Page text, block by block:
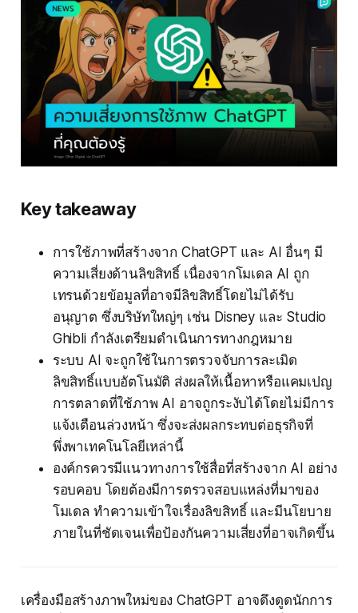
Key takeaway
การใช้ภาพที่สร้างจาก ChatGPT และ AI อื่นๆ มี
ความเสี่ยงด้านลิขสิทธิ์ เนื่องจากโมเดล AI ถูก
เทรนด้วยข้อมูลที่อาจมีลิขสิทธิ์โดยไม่ได้รับ
อนุญาต ซึ่งบริษัทใหญ่ๆ เช่น Disney และ Studio
Ghibli กำลังเตรียมดำเนินการทางกฎหมาย
ระบบ AI จะถูกใช้ในการตรวจจับการละเมิด
ลิขสิทธิ์แบบอัตโนมัติ ส่งผลให้เนื้อหาหรือแคมเปญ
การตลาดที่ใช้ภาพ AI อาจถูกระงับได้โดยไม่มีการ
แจ้งเตือนล่วงหน้า ซึ่งจะส่งผลกระทบต่อธุรกิจที่
พึ่งพาเทคโนโลยีเหล่านี้
องค์กรควรมีแนวทางการใช้สื่อที่สร้างจาก AI อย่าง
รอบคอบ โดยต้องมีการตรวจสอบแหล่งที่มาของ
โมเดล ทำความเข้าใจเรื่องลิขสิทธิ์ และมีนโยบาย
ภายในที่ชัดเจนเพื่อป้องกันความเสี่ยงที่อาจเกิดขึ้น
เครื่องมือสร้างภาพใหม่ของ ChatGPT อาจดึงดูดนักการ